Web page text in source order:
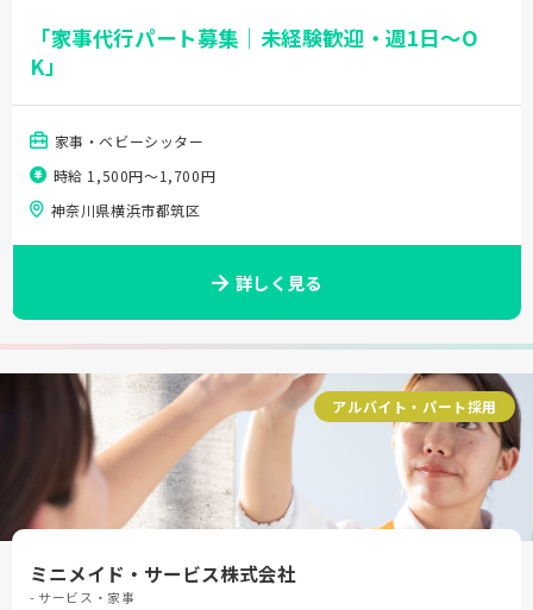
「家事代行パート募集｜未経験歓迎・週1日～O
K」
家事・ベビーシッター
時給 1,500円〜1,700円
神奈川県横浜市都筑区
詳しく見る
アルバイト・パート採用
ミニメイド・サービス株式会社
- サービス・家事